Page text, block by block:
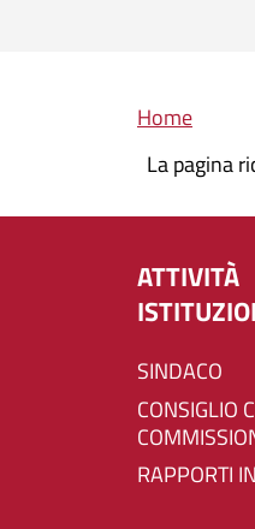
Home
La pagina
ATTIVITÀ
SINDACO
CONSIGLIO COMUNALE E
RAPPORTI